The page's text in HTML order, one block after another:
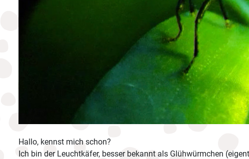
Hallo, kennst mich schon?
Ich bin der Leuchtkäfer, besser bekannt als Glühwürmchen